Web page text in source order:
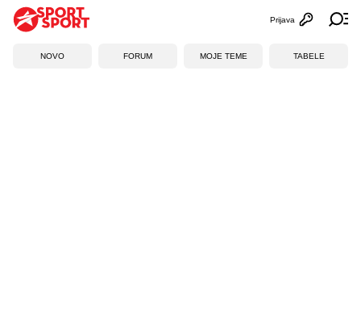
Otvori
Prijava
NOVO FORUM MOJE TEME TABELE